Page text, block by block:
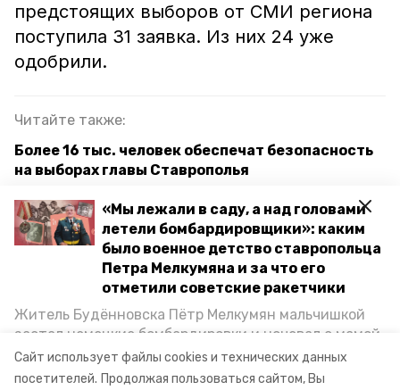
Сайт использует файлы cookies и технических данных
посетителей. Продолжая пользоваться сайтом, Вы
«Мы лежали в саду, а над головами
летели бомбардировщики»: каким
было военное детство ставропольца
Петра Мелкумяна и за что его
отметили советские ракетчики
Житель Будённовска Пётр Мелкумян мальчишкой
застал немецкие бомбардировки и ночевал с мамой
под открытым небом, когда гитлеровцы заняли их
дом. Чем запомнились эти дни, как выживали после
предстоящих выборов от СМИ региона
поступила 31 заявка. Из них 24 уже
одобрили.
Читайте также:
Более 16 тыс. человек обеспечат безопасность
на выборах главы Ставрополья
Глава Ставрополья обсудил вопросы
реконструкции в сфере водоснабжения
Четыре «Точки роста» откроют в
Новоалександровском округе
избирком